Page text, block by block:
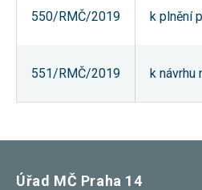
550/RMČ/2019 k plnění
551/RMČ/2019 k návrhu
Úřad MČ Praha 14